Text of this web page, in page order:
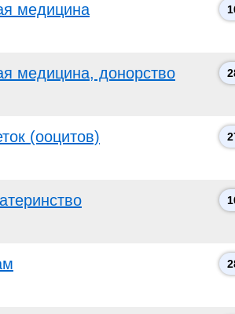
медицина
медицина, донорство
(ооцитов)